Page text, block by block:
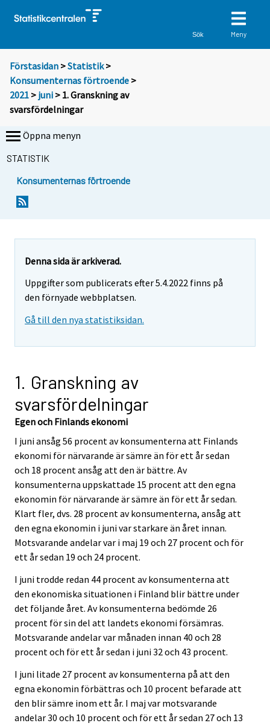
Sök Meny
Förstasidan >Statistik >
Konsumenternas förtroende >
2021 > juni > 1. Granskning av
svarsfördelningar
Öppna menyn
STATISTIK
Konsumenternas förtroende
Denna sida är arkiverad.
Uppgifter som publicerats efter 5.4.2022 finns på
den förnyade webbplatsen.
Gå till den nya statistiksidan.
1. Granskning av
svarsfördelningar
Egen och Finlands ekonomi
I juni ansåg 56 procent av konsumenterna att Finlands
ekonomi för närvarande är sämre än för ett år sedan
och 18 procent ansåg att den är bättre. Av
konsumenterna uppskattade 15 procent att den egna
ekonomin för närvarande är sämre än för ett år sedan.
Klart fler, dvs. 28 procent av konsumenterna, ansåg att
den egna ekonomin i juni var starkare än året innan.
Motsvarande andelar var i maj 19 och 27 procent och för
ett år sedan 19 och 24 procent.
I juni trodde redan 44 procent av konsumenterna att
den ekonomiska situationen i Finland blir bättre under
det följande året. Av konsumenterna bedömde 26
procent för sin del att landets ekonomi försämras.
Motsvarande andelar var månaden innan 40 och 28
procent och för ett år sedan i juni 32 och 43 procent.
I juni litade 27 procent av konsumenterna på att den
egna ekonomin förbättras och 10 procent befarade att
den blir sämre inom ett år. I maj var motsvarande
andelar 30 och 10 procent och för ett år sedan 27 och 13